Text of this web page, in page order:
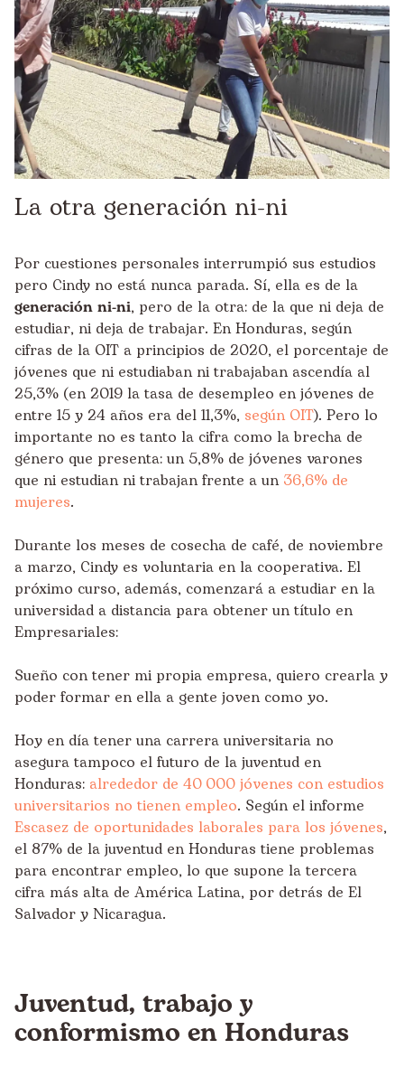
La otra generación ni-ni
Por cuestiones personales interrumpió sus estudios
pero Cindy no está nunca parada. Sí, ella es de la
generación ni-ni, pero de la otra: de la que ni deja de
estudiar, ni deja de trabajar. En Honduras, según
cifras de la OIT a principios de 2020, el porcentaje de
jóvenes que ni estudiaban ni trabajaban ascendía al
25,3% (en 2019 la tasa de desempleo en jóvenes de
entre 15 y 24 años era del 11,3%, según OIT). Pero lo
importante no es tanto la cifra como la brecha de
género que presenta: un 5,8% de jóvenes varones
que ni estudian ni trabajan frente a un 36,6% de
mujeres.
Durante los meses de cosecha de café, de noviembre
a marzo, Cindy es voluntaria en la cooperativa. El
próximo curso, además, comenzará a estudiar en la
universidad a distancia para obtener un título en
Empresariales:
Sueño con tener mi propia empresa, quiero crearla y
poder formar en ella a gente joven como yo.
Hoy en día tener una carrera universitaria no
asegura tampoco el futuro de la juventud en
Honduras: alrededor de 40 000 jóvenes con estudios
universitarios no tienen empleo. Según el informe
Escasez de oportunidades laborales para los jóvenes,
el 87% de la juventud en Honduras tiene problemas
para encontrar empleo, lo que supone la tercera
cifra más alta de América Latina, por detrás de El
Salvador y Nicaragua.
Juventud, trabajo y
conformismo en Honduras